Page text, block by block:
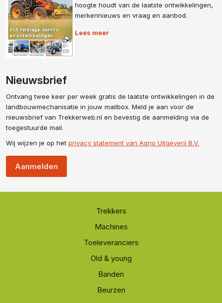
hoogte houdt van de laatste ontwikkelingen,
merkennieuws en vraag en aanbod.
Lees meer
Nieuwsbrief
Ontvang twee keer per week gratis de laatste ontwikkelingen in de
landbouwmechanisatie in jouw mailbox. Meld je aan voor de
nieuwsbrief van Trekkerweb.nl en bevestig de aanmelding via de
toegestuurde mail.
Wij wijzen je op het privacy statement van Agrio Uitgeverij B.V.
Aanmelden
Trekkers
Machines
Toeleveranciers
Old & young
Banden
Beurzen